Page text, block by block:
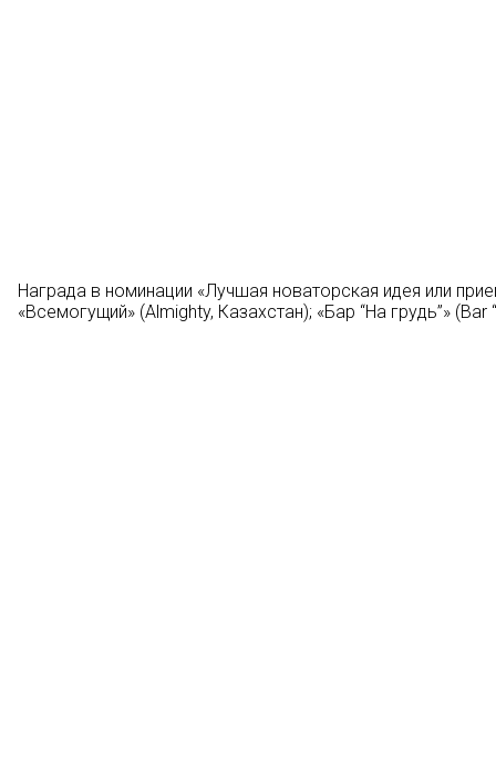
Награда в номинации «Лучшая новаторская идея или
«Всемогущий» (Almighty, Казахстан); «Бар “На грудь”» (Bar